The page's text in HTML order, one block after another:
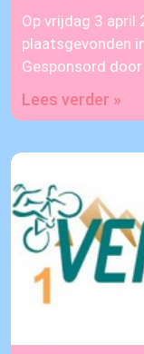
Op vrijdag 3
plaatsgevonden
Gesponsord
Lees verder »